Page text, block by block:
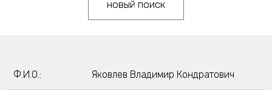
новый поиск
Ф.И.О.: Яковлев Владимир Кондратович